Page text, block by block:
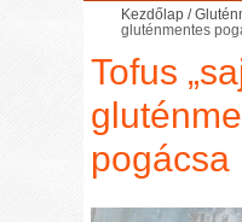
Kezdőlap /
gluténmentes
Tofus
pogácsa